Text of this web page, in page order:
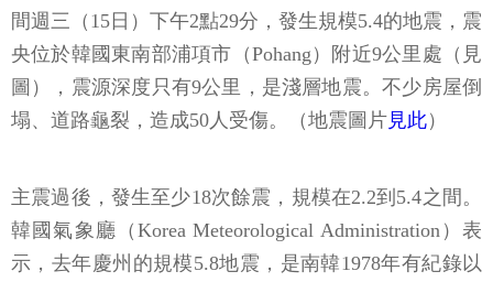
間週三（15日）下午2點29分，發生規模5.4的地震，震
央位於韓國東南部浦項市（Pohang）附近9公里處（見
圖），震源深度只有9公里，是淺層地震。不少房屋倒
塌、道路龜裂，造成50人受傷。（地震圖片見此）
主震過後，發生至少18次餘震，規模在2.2到5.4之間。
韓國氣象廳（Korea Meteorological Administration）表
示，去年慶州的規模5.8地震，是南韓1978年有紀錄以